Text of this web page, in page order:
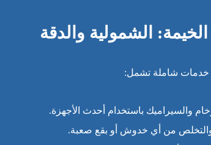
الشمولية والدقة
خدمات شاملة تشمل:
والسيراميك باستخدام أحدث الأجهزة.
والتخلص من أي خدوش أو بقع صعبة.